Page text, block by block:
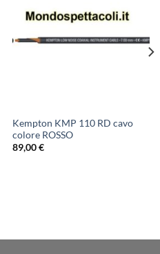
Kempton KMP 110 RD cavo
colore ROSSO
89,00€